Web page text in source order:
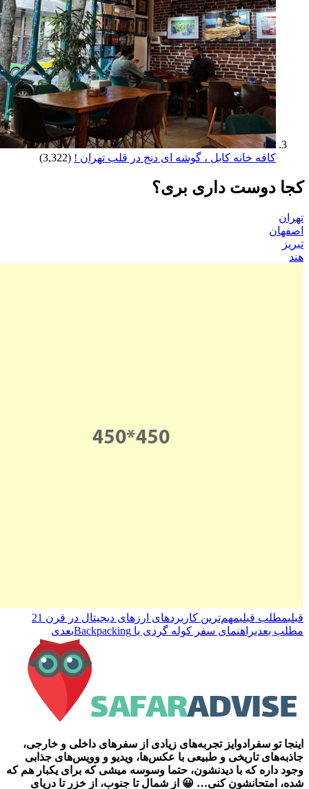
کافه خانه کابل ، گوشه ای دنج در قلب تهران ! (3,322)
کجا دوست داری بری؟
تهران
اصفهان
تبریز
هند
قبلیمطلب قبلیمهم‌ترین کاربردهای ارزهای دیجیتال در قرن 21
مطلب بعدیراهنمای سفر کوله گردی یا Backpacking بعدی
اینجا تو سفرادوایز تجربه‌های زیادی از سفرهای داخلی و خارجی،
جاذبه‌های تاریخی و طبیعی با عکس‌ها، ویدیو و وویس‌های جذابی
وجود داره که با دیدنشون، حتما وسوسه میشی که برای یکبار هم که
شده، امتحانشون کنی… 😀 از شمال تا جنوب، از خزر تا دریای